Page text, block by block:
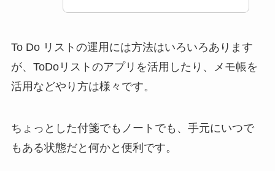
To Do リストの運用には方法はいろいろあります
が、ToDoリストのアプリを活用したり、メモ帳を
活用などやり方は様々です。
ちょっとした付箋でもノートでも、手元にいつで
もある状態だと何かと便利です。